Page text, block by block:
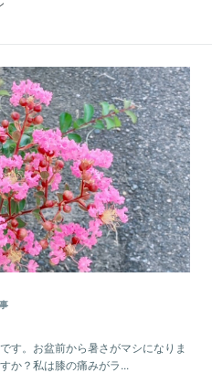
す。お盆前から暑さがマシになりま
か？私は膝の痛みがラ...